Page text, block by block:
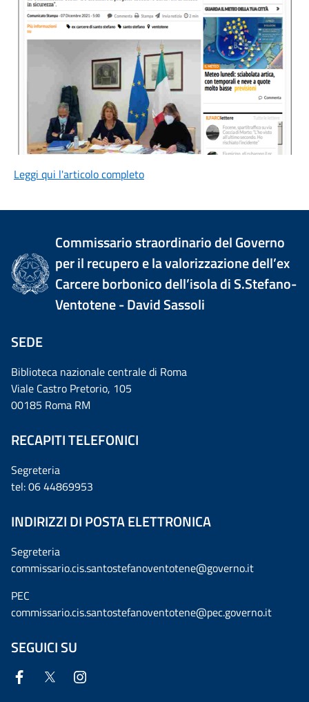
Leggi qui l'articolo completo
Commissario straordinario del Governo
per il recupero e la valorizzazione dell’ex
Carcere borbonico dell’isola di S.Stefano-
Ventotene - David Sassoli
SEDE
Biblioteca nazionale centrale di Roma
Viale Castro Pretorio, 105
00185 Roma RM
RECAPITI TELEFONICI
Segreteria
tel: 06 44869953
INDIRIZZI DI POSTA ELETTRONICA
Segreteria
commissario.cis.santostefanoventotene@governo.it
PEC
commissario.cis.santostefanoventotene@pec.governo.it
SEGUICI SU